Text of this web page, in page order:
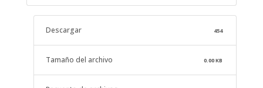
Descargar 454
Tamaño del archivo 0.00 KB